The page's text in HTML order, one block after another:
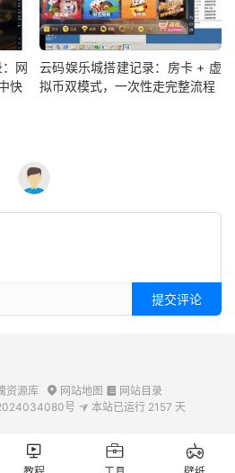
网
快
云码娱乐城搭建记录：房卡 + 虚
拟币双模式，一次性走完整流程
提交评论
资源库  网站地图  网站目录
号  本站已运行 2157 天
  